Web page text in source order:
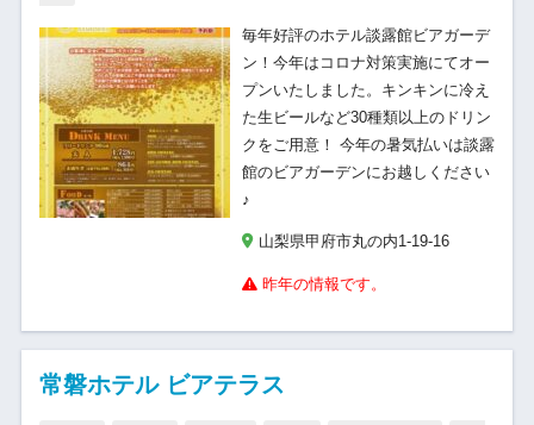
毎年好評のホテル談露館ビアガーデ
ン！今年はコロナ対策実施にてオー
プンいたしました。キンキンに冷え
た生ビールなど30種類以上のドリン
クをご用意！ 今年の暑気払いは談露
館のビアガーデンにお越しください
♪
山梨県甲府市丸の内1-19-16
昨年の情報です。
常磐ホテル ビアテラス